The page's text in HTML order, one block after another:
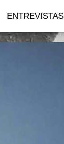
ENTREVISTAS